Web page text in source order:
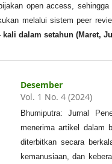
open access,
melalui sistem peer
kali dalam setahun (Maret,
Desember
Vol. 1 No. 4 (2024)
Bhumiputra: Jurnal
menerima artikel dalam
diterbitkan secara
kemanusiaan, dan